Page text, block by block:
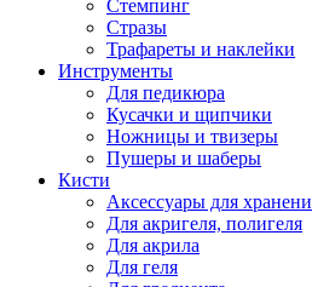
Стемпинг
Стразы
Трафареты и наклейки
Инструменты
Для педикюра
Кусачки и щипчики
Ножницы и твизеры
Пушеры и шаберы
Кисти
Аксессуары для
Для акригеля, полигеля
Для акрила
Для геля